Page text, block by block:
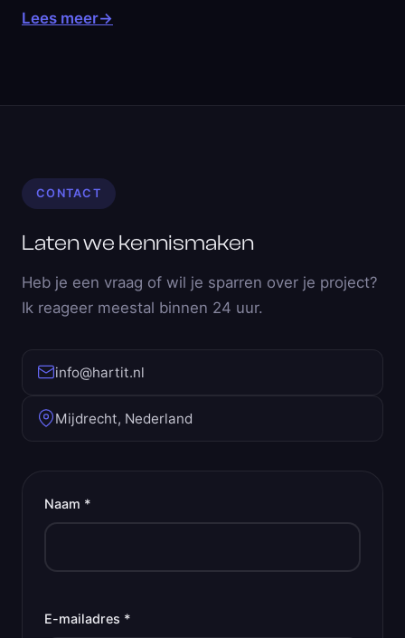
Lees meer→
CONTACT
Laten we kennismaken
Heb je een vraag of wil je sparren over je project?
Ik reageer meestal binnen 24 uur.
info@hartit.nl
Mijdrecht, Nederland
Naam *
E-mailadres *